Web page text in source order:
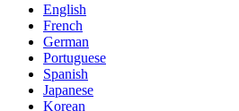
English
French
German
Portuguese
Spanish
Japanese
Korean